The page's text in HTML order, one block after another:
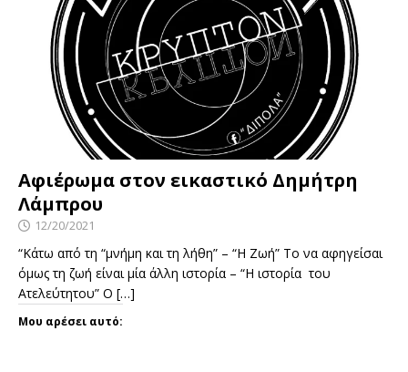
Αφιέρωμα στον εικαστικό Δημήτρη
Λάμπρου
12/20/2021
“Κάτω από τη “μνήμη και τη λήθη” – “Η Ζωή” Το να αφηγείσαι
όμως τη ζωή είναι μία άλλη ιστορία – “Η ιστορία του
Ατελεύτητου” Ο […]
Μου αρέσει αυτό: